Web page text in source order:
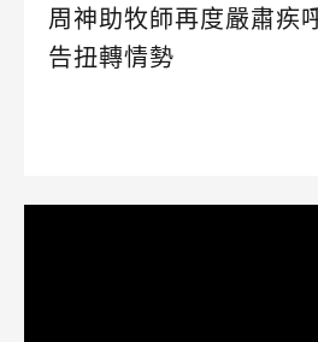
周神助牧師再度嚴肅疾
告扭轉情勢